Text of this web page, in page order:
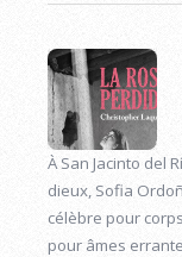
À San Jacinto del
dieux, Sofia
célèbre pour
pour âmes